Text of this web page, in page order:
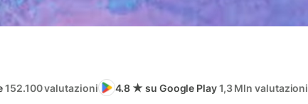
152.100 valutazioni 4.8 ★ su Google Play1,3 Mln valutazioni